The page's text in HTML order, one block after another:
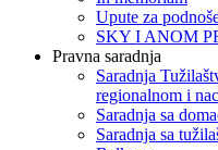
Upute za
SKY I ANOM
Pravna saradnja
Saradnja
regionalnom i
Saradnja sa
Saradnja sa